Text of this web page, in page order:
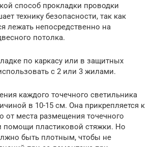
способ прокладки проводки
технику безопасности, так как
лежать непосредственно на
потолка.
по каркасу или в защитных
с 2 или 3 жилами.
каждого точечного светильника
в 10-15 см. Она прикрепляется к
от места размещения точечного
помощи пластиковой стяжки. Но
быть плотным, чтобы не